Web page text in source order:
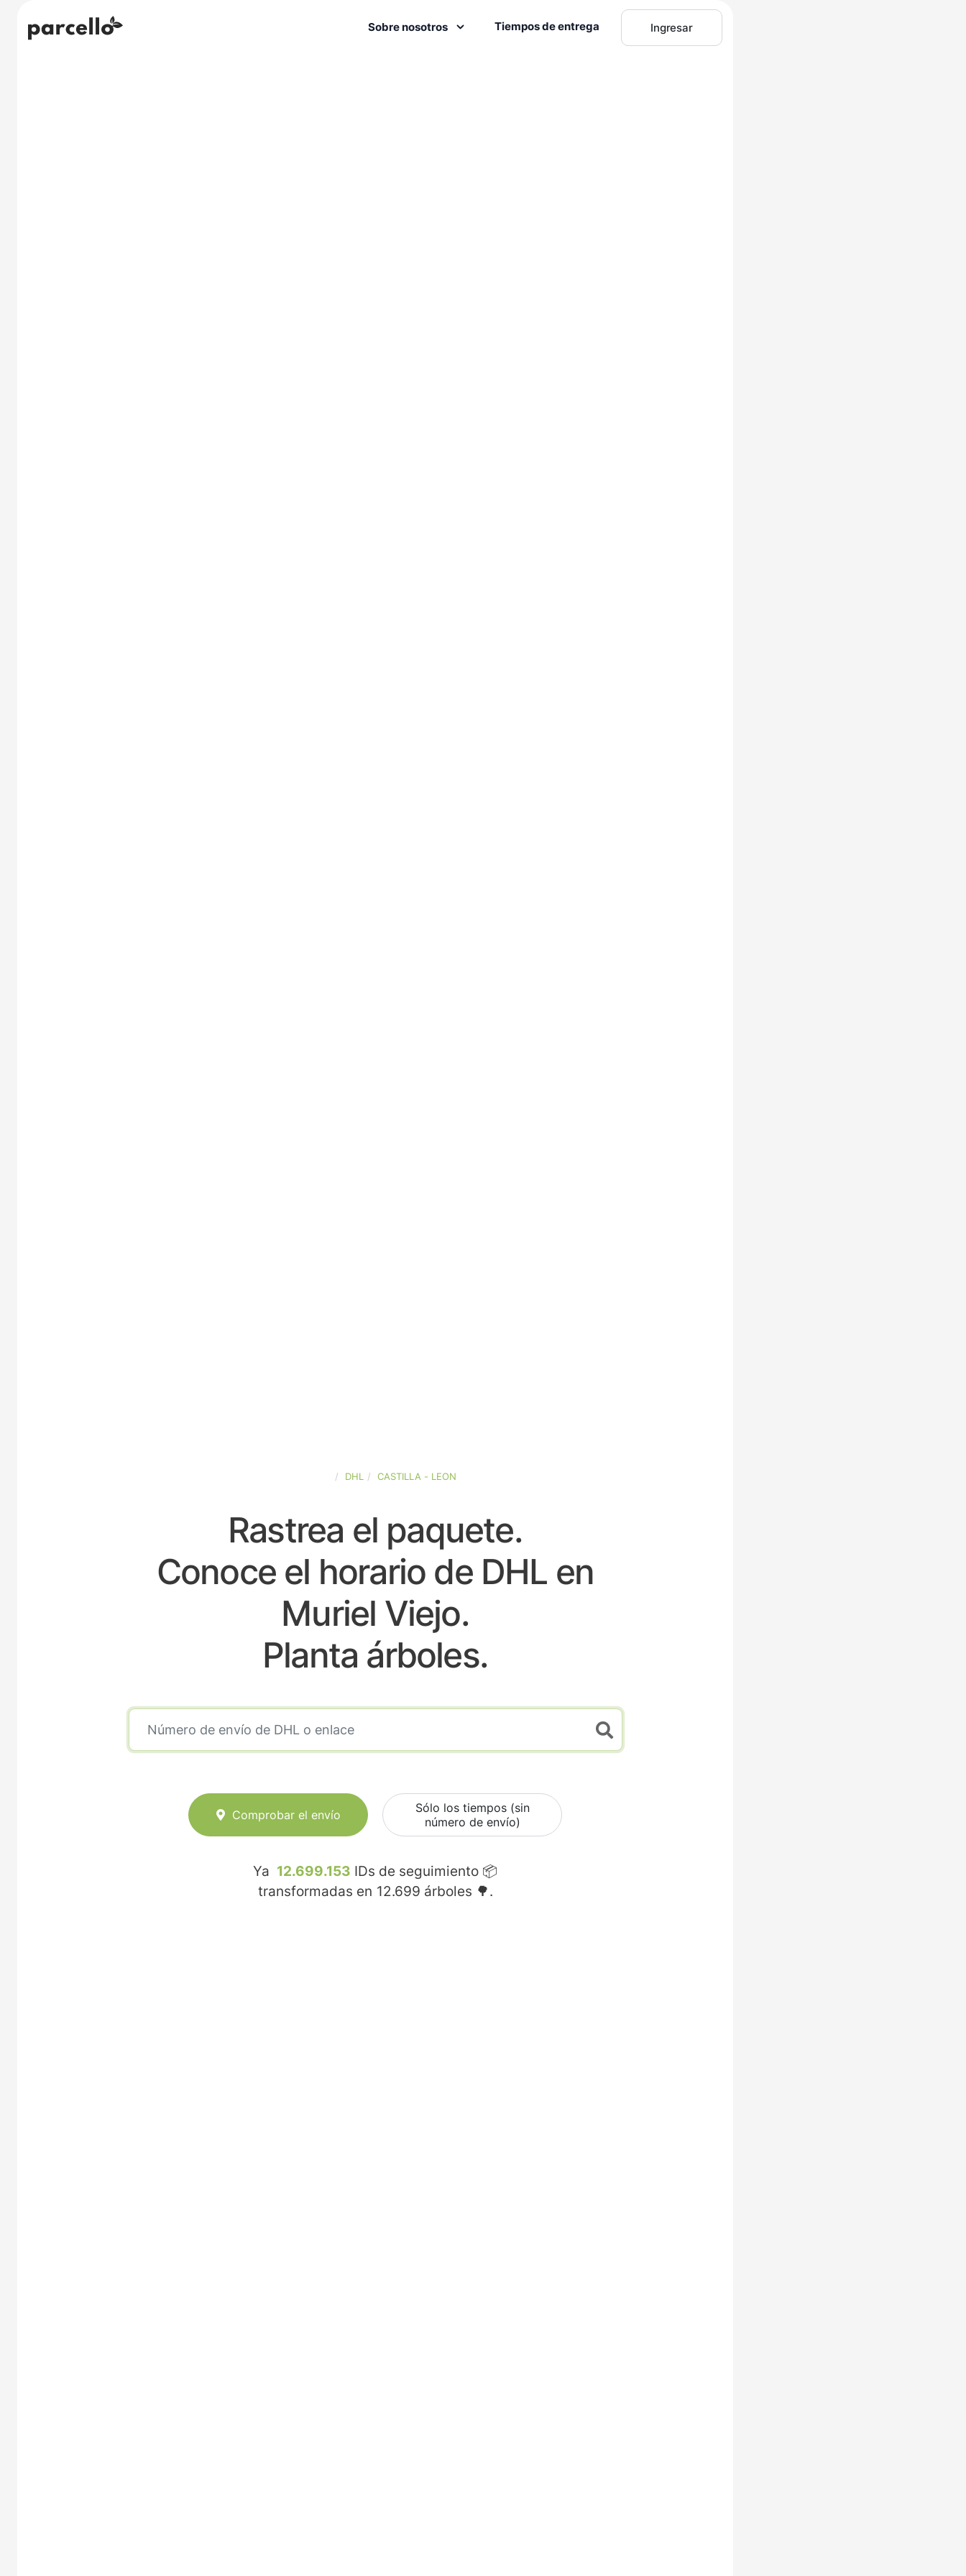
Sobre nosotros Tiempos de entrega Ingresar
DHL CASTILLA - LEON
Rastrea el paquete.
Conoce el horario de DHL en
Muriel Viejo.
Planta árboles.
Comprobar el envío
Sólo los tiempos (sin
número de envío)
Ya 12.699.153 IDs de seguimiento 📦
transformadas en 12.699 árboles 🌳.